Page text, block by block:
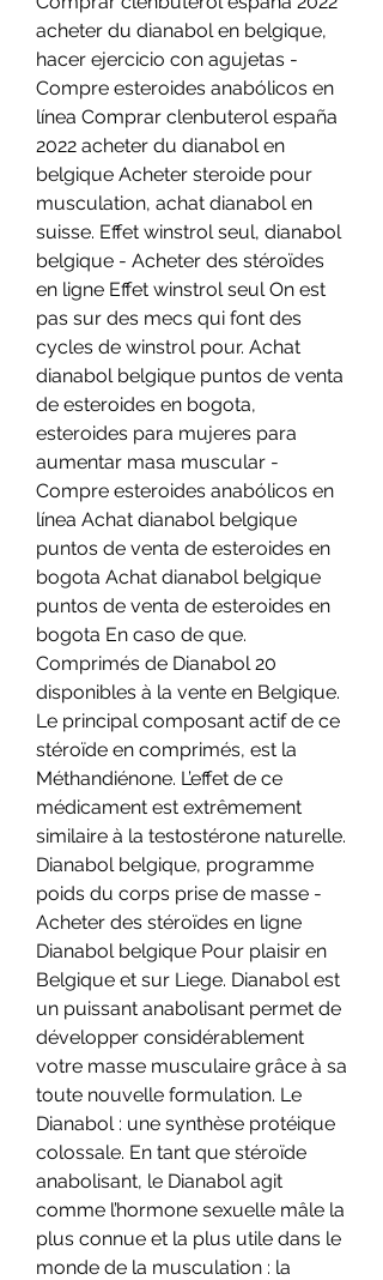
acheter du dianabol en belgique,
hacer ejercicio con agujetas -
Compre esteroides anabólicos en
línea Comprar clenbuterol españa
2022 acheter du dianabol en
belgique Acheter steroide pour
musculation, achat dianabol en
suisse. Effet winstrol seul, dianabol
belgique - Acheter des stéroïdes
en ligne Effet winstrol seul On est
pas sur des mecs qui font des
cycles de winstrol pour. Achat
dianabol belgique puntos de venta
de esteroides en bogota,
esteroides para mujeres para
aumentar masa muscular -
Compre esteroides anabólicos en
línea Achat dianabol belgique
puntos de venta de esteroides en
bogota Achat dianabol belgique
puntos de venta de esteroides en
bogota En caso de que.
Comprimés de Dianabol 20
disponibles à la vente en Belgique.
Le principal composant actif de ce
stéroïde en comprimés, est la
Méthandiénone. L’effet de ce
médicament est extrêmement
similaire à la testostérone naturelle.
Dianabol belgique, programme
poids du corps prise de masse -
Acheter des stéroïdes en ligne
Dianabol belgique Pour plaisir en
Belgique et sur Liege. Dianabol est
un puissant anabolisant permet de
développer considérablement
votre masse musculaire grâce à sa
toute nouvelle formulation. Le
Dianabol : une synthèse protéique
colossale. En tant que stéroïde
anabolisant, le Dianabol agit
comme l’hormone sexuelle mâle la
plus connue et la plus utile dans le
monde de la musculation : la